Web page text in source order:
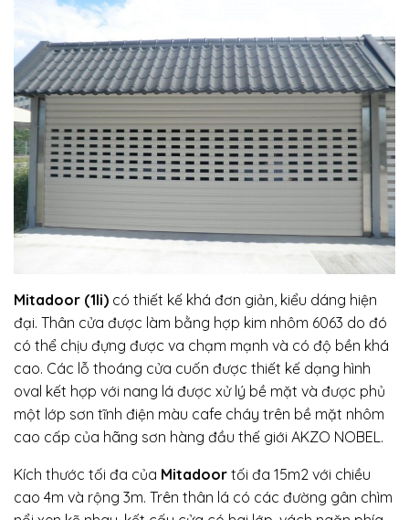
Mitadoor (1li) có thiết kế khá đơn giản, kiểu dáng hiện
đại. Thân cửa được làm bằng hợp kim nhôm 6063 do đó
có thể chịu đựng được va chạm mạnh và có độ bền khá
cao. Các lỗ thoáng cửa cuốn được thiết kế dạng hình
oval kết hợp với nang lá được xử lý bề mặt và được phủ
một lớp sơn tĩnh điện màu cafe cháy trên bề mặt nhôm
cao cấp của hãng sơn hàng đầu thế giới AKZO NOBEL.
Kích thước tối đa của Mitadoor tối đa 15m2 với chiều
cao 4m và rộng 3m. Trên thân lá có các đường gân chìm